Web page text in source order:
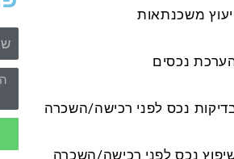
משכנתאות
נכסים
נכס לפני רכישה/השכרה
נכס לפני רכישה/השכרה